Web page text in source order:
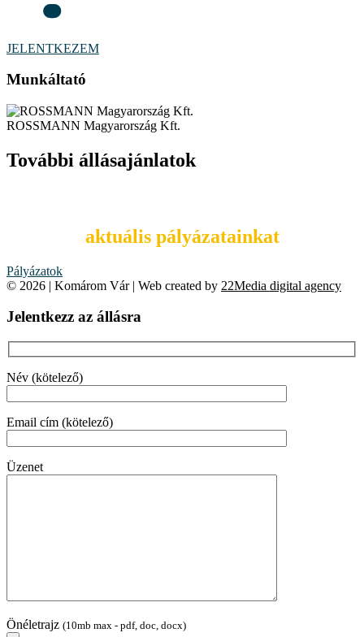
JELENTKEZEM
Munkáltató
ROSSMANN Magyarország Kft.
További állásajánlatok
aktuális pályázatainkat
Pályázatok
© 2026 | Komárom Vár | Web created by 22Media digital agency
Jelentkezz az állásra
Név (kötelező)
Email cím (kötelező)
Üzenet
Önéletrajz (10mb max - pdf, doc, docx)